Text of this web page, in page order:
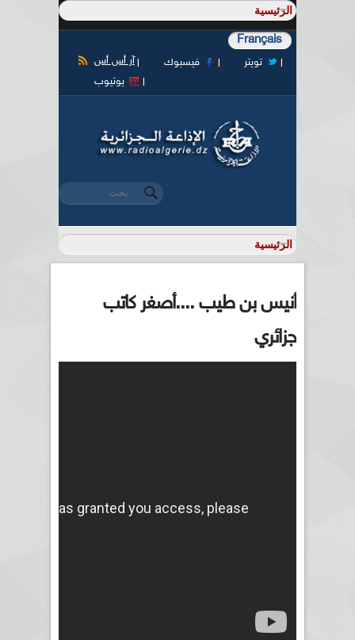
Français
آر أس أس فيسبوك
تويتر
يوتيوب
استمارة البحث
‏بحث ‏
أنيس بن طيب ....أصغر كاتب
جزائري